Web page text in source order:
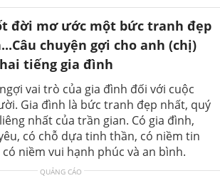
đời mơ ước một bức tranh đẹp
chuyện gợi cho anh (chị)
tiếng gia đình
vai trò của gia đình đối với cuộc
Gia đình là bức tranh đẹp nhất, quý
nhất của trần gian. Có gia đình,
có chỗ dựa tinh thần, có niềm tin
niềm vui hạnh phúc và an bình.
QUẢNG CÁO